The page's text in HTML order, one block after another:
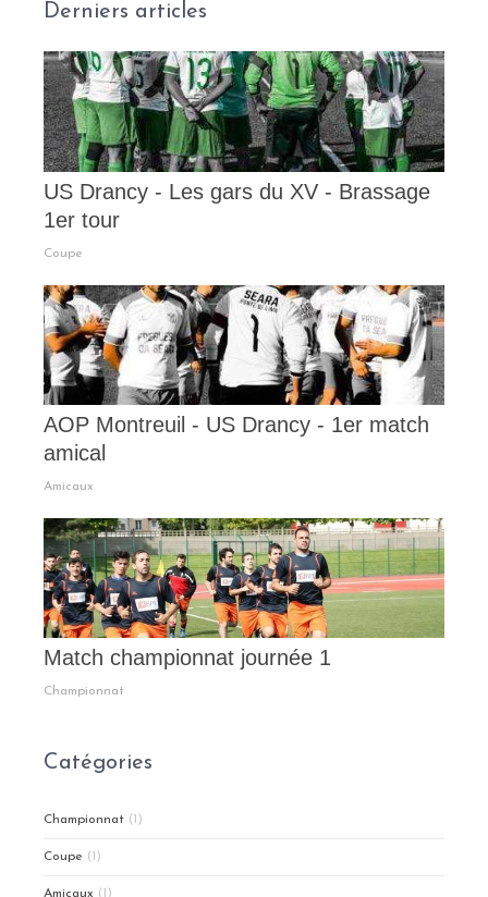
Derniers articles
US Drancy - Les gars du XV - Brassage
1er tour
Coupe
AOP Montreuil - US Drancy - 1er match
amical
Amicaux
Match championnat journée 1
Championnat
Catégories
Championnat (1)
Coupe (1)
Amicaux (1)